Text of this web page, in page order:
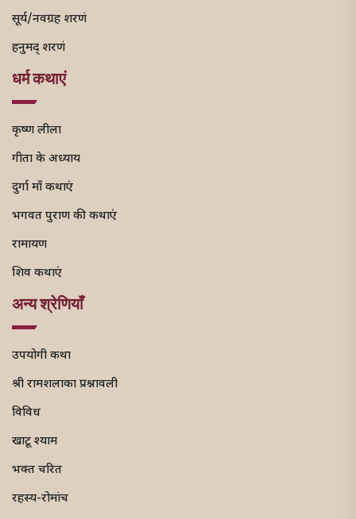
सूर्य/नवग्रह शरणं
हनुमद् शरणं
धर्म कथाएं
कृष्ण लीला
गीता के अध्याय
दुर्गा माँ कथाएं
भगवत पुराण की कथाएं
रामायण
शिव कथाएं
अन्य श्रेणियाँ
उपयोगी कथा
श्री रामशलाका प्रश्नावली
विविध
खाटू श्याम
भक्त चरित
रहस्य-रोमांच